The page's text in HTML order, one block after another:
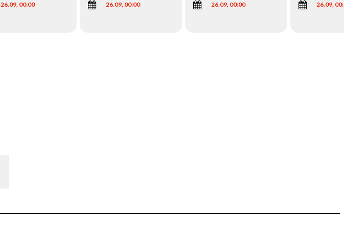
26.09, 00:00 26.09, 00:00 26.09, 00:00 26.09,